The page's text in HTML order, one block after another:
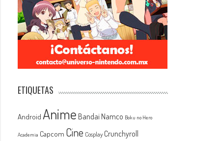
ETIQUETAS
Android Anime Bandai Namco Boku no Hero
Academia Capcom Cine Cosplay Crunchyroll